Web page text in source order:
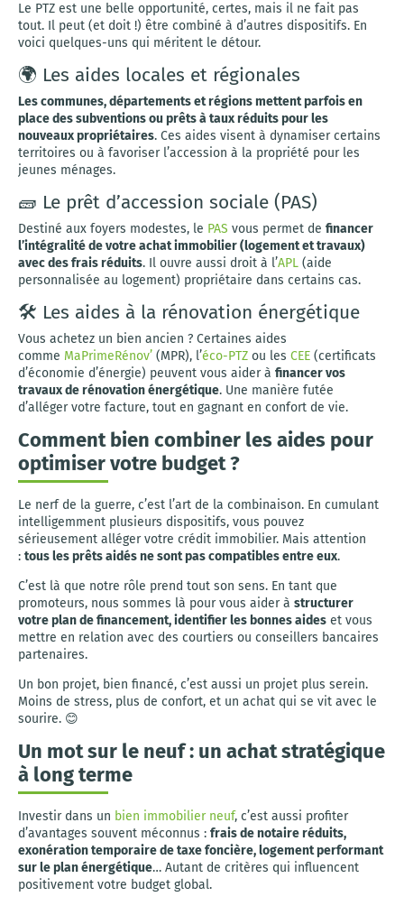
Le PTZ est une belle opportunité, certes, mais il ne fait pas
tout. Il peut (et doit !) être combiné à d’autres dispositifs. En
voici quelques-uns qui méritent le détour.
🌍 Les aides locales et régionales
Les communes, départements et régions mettent parfois en
place des subventions ou prêts à taux réduits pour les
nouveaux propriétaires. Ces aides visent à dynamiser certains
territoires ou à favoriser l’accession à la propriété pour les
jeunes ménages.
🧱 Le prêt d’accession sociale (PAS)
Destiné aux foyers modestes, le PAS vous permet de financer
l’intégralité de votre achat immobilier (logement et travaux)
avec des frais réduits. Il ouvre aussi droit à l’APL (aide
personnalisée au logement) propriétaire dans certains cas.
🛠️ Les aides à la rénovation énergétique
Vous achetez un bien ancien ? Certaines aides
comme MaPrimeRénov’ (MPR), l’éco-PTZ ou les CEE (certificats
d’économie d’énergie) peuvent vous aider à financer vos
travaux de rénovation énergétique. Une manière futée
d’alléger votre facture, tout en gagnant en confort de vie.
Comment bien combiner les aides pour
optimiser votre budget ?
Le nerf de la guerre, c’est l’art de la combinaison. En cumulant
intelligemment plusieurs dispositifs, vous pouvez
sérieusement alléger votre crédit immobilier. Mais attention
: tous les prêts aidés ne sont pas compatibles entre eux.
C’est là que notre rôle prend tout son sens. En tant que
promoteurs, nous sommes là pour vous aider à structurer
votre plan de financement, identifier les bonnes aides et vous
mettre en relation avec des courtiers ou conseillers bancaires
partenaires.
Un bon projet, bien financé, c’est aussi un projet plus serein.
Moins de stress, plus de confort, et un achat qui se vit avec le
sourire. 😊
Un mot sur le neuf : un achat stratégique
à long terme
Investir dans un bien immobilier neuf, c’est aussi profiter
d’avantages souvent méconnus : frais de notaire réduits,
exonération temporaire de taxe foncière, logement performant
sur le plan énergétique… Autant de critères qui influencent
positivement votre budget global.